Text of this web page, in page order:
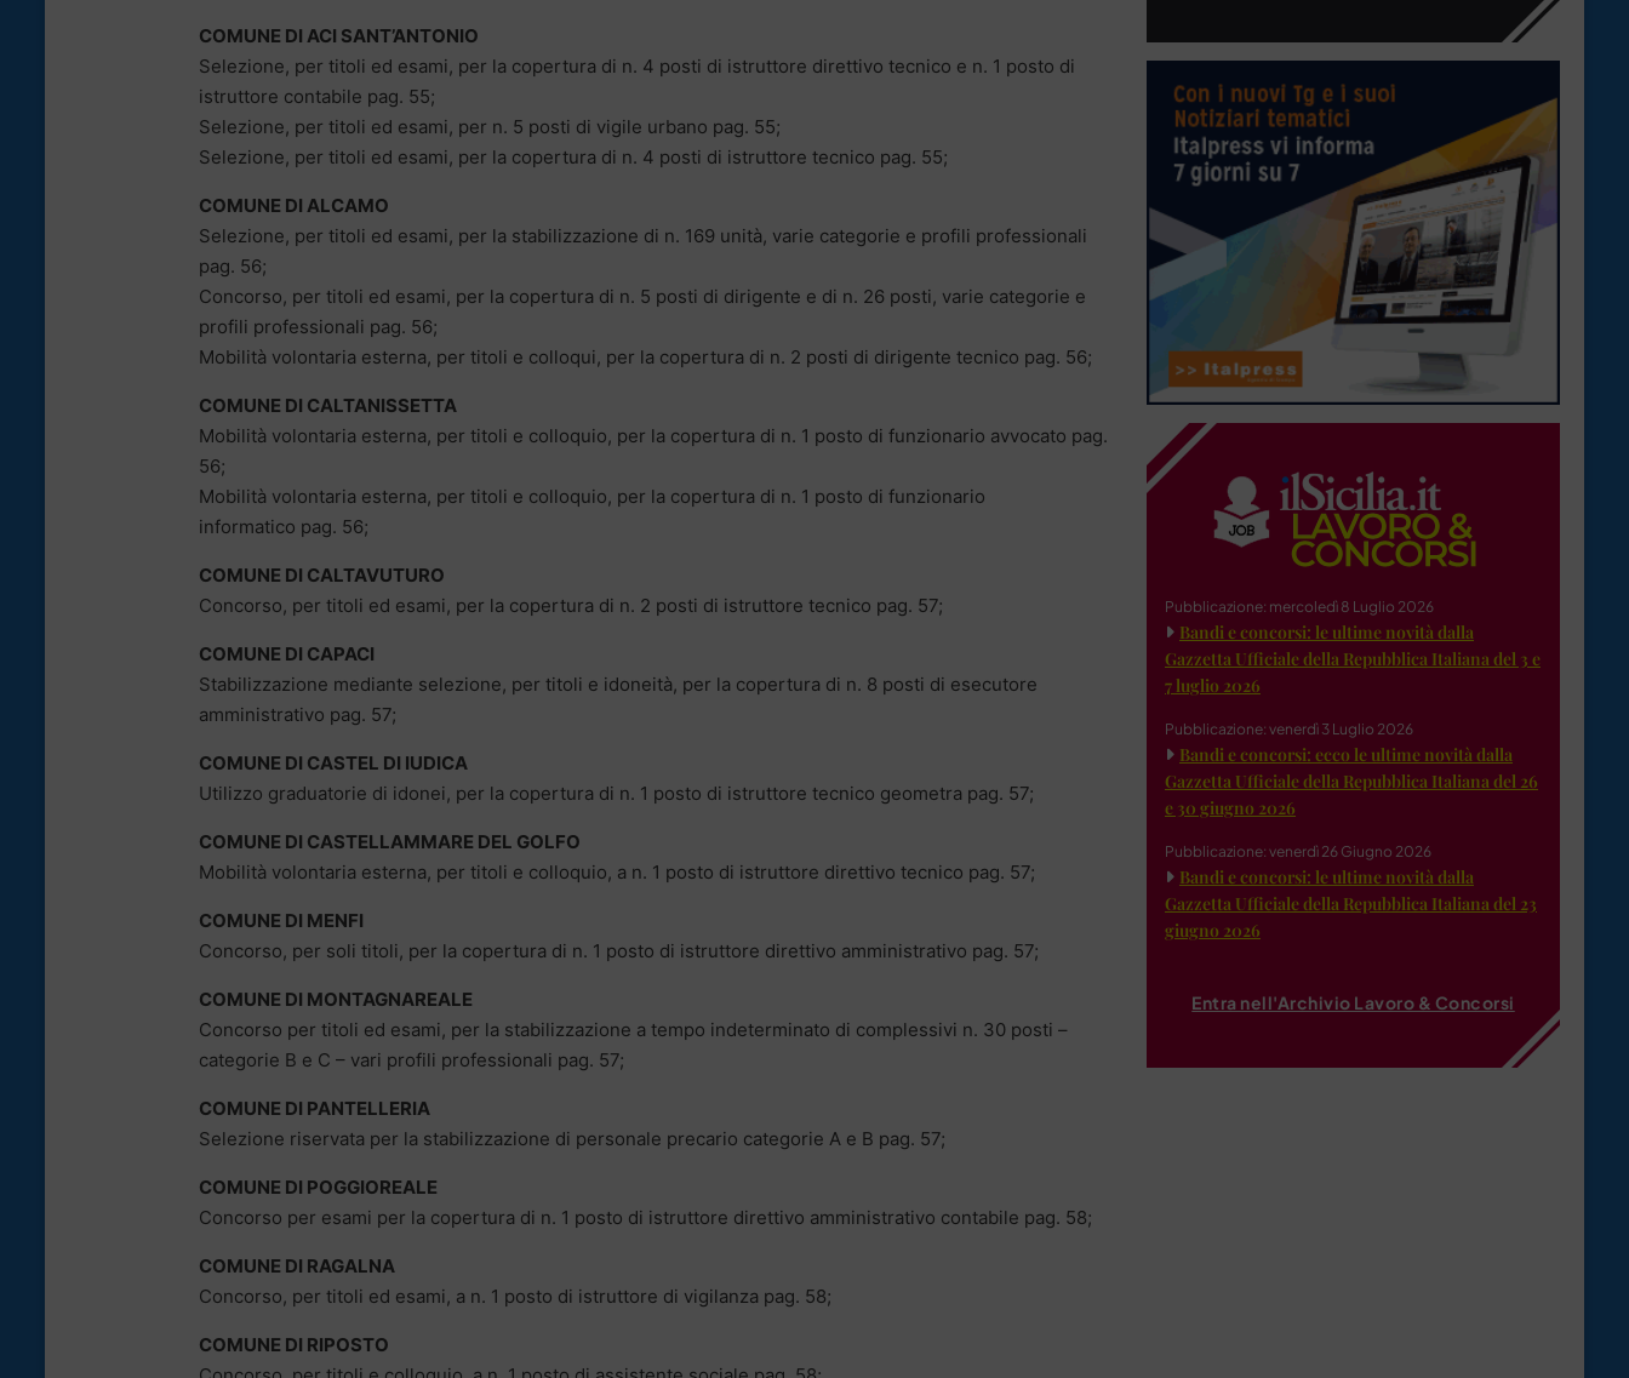
COMUNE DI ACI SANT’ANTONIO
Selezione, per titoli ed esami, per la copertura di n. 4 posti di istruttore direttivo tecnico e n. 1 posto di
istruttore contabile pag. 55;
Selezione, per titoli ed esami, per n. 5 posti di vigile urbano pag. 55;
Selezione, per titoli ed esami, per la copertura di n. 4 posti di istruttore tecnico pag. 55;
COMUNE DI ALCAMO
Selezione, per titoli ed esami, per la stabilizzazione di n. 169 unità, varie categorie e profili professionali
pag. 56;
Concorso, per titoli ed esami, per la copertura di n. 5 posti di dirigente e di n. 26 posti, varie categorie e
profili professionali pag. 56;
Mobilità volontaria esterna, per titoli e colloqui, per la copertura di n. 2 posti di dirigente tecnico pag. 56;
COMUNE DI CALTANISSETTA
Mobilità volontaria esterna, per titoli e colloquio, per la copertura di n. 1 posto di funzionario avvocato pag.
56;
Mobilità volontaria esterna, per titoli e colloquio, per la copertura di n. 1 posto di funzionario
informatico pag. 56;
COMUNE DI CALTAVUTURO
Concorso, per titoli ed esami, per la copertura di n. 2 posti di istruttore tecnico pag. 57;
COMUNE DI CAPACI
Stabilizzazione mediante selezione, per titoli e idoneità, per la copertura di n. 8 posti di esecutore
amministrativo pag. 57;
COMUNE DI CASTEL DI IUDICA
Utilizzo graduatorie di idonei, per la copertura di n. 1 posto di istruttore tecnico geometra pag. 57;
COMUNE DI CASTELLAMMARE DEL GOLFO
Mobilità volontaria esterna, per titoli e colloquio, a n. 1 posto di istruttore direttivo tecnico pag. 57;
COMUNE DI MENFI
Concorso, per soli titoli, per la copertura di n. 1 posto di istruttore direttivo amministrativo pag. 57;
COMUNE DI MONTAGNAREALE
Concorso per titoli ed esami, per la stabilizzazione a tempo indeterminato di complessivi n. 30 posti –
categorie B e C – vari profili professionali pag. 57;
COMUNE DI PANTELLERIA
Selezione riservata per la stabilizzazione di personale precario categorie A e B pag. 57;
COMUNE DI POGGIOREALE
Concorso per esami per la copertura di n. 1 posto di istruttore direttivo amministrativo contabile pag. 58;
COMUNE DI RAGALNA
Concorso, per titoli ed esami, a n. 1 posto di istruttore di vigilanza pag. 58;
COMUNE DI RIPOSTO
Pubblicazione: mercoledì 8 Luglio 2026
Bandi e concorsi: le ultime novità dalla
Gazzetta Ufficiale della Repubblica Italiana del 3 e
7 luglio 2026
Pubblicazione: venerdì 3 Luglio 2026
Bandi e concorsi: ecco le ultime novità dalla
Gazzetta Ufficiale della Repubblica Italiana del 26
e 30 giugno 2026
Pubblicazione: venerdì 26 Giugno 2026
Bandi e concorsi: le ultime novità dalla
Gazzetta Ufficiale della Repubblica Italiana del 23
giugno 2026
Entra nell'Archivio Lavoro & Concorsi